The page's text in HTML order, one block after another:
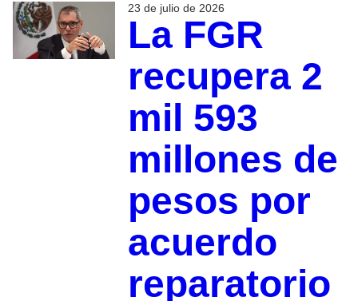
23 de julio de 2026
La FGR
recupera 2
mil 593
millones de
pesos por
acuerdo
reparatorio